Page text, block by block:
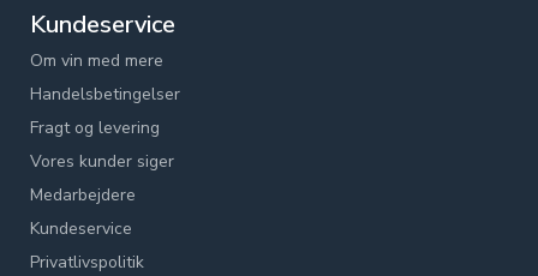
Kundeservice
Om vin med mere
Handelsbetingelser
Fragt og levering
Vores kunder siger
Medarbejdere
Kundeservice
Privatlivspolitik